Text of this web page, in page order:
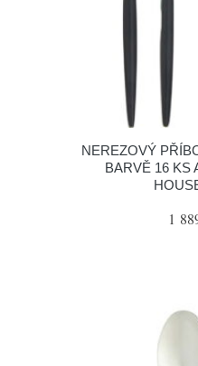
NEREZOVÝ
BARVĚ 16 KS
1